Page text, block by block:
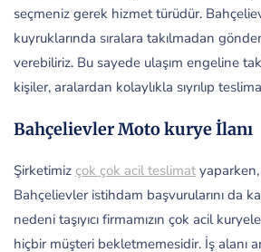
seçmeniz gerek hizmet türüdür.
kuyruklarında sıralara takılmadan
verebiliriz. Bu sayede ulaşım engeline
kişiler, aralardan kolaylıkla sıyrılıp
Bahçelievler Moto kurye İlanı
Şirketimiz çok çok acil teslimat
Bahçelievler istihdam başvurularını da
nedeni taşıyıcı firmamızın çok acil
hiçbir müşteri bekletmemesidir. İş alanı